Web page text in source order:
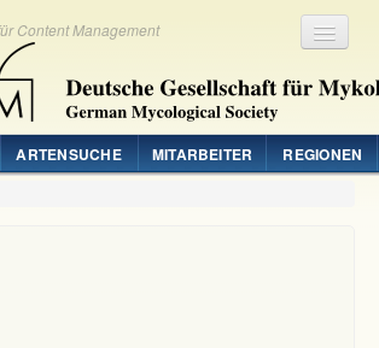
Content Management
ARTENSUCHE MITARBEITER REGIONEN